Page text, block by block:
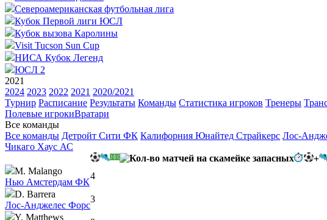
Североамериканская футбольная лига
Кубок Первой лиги ЮСЛ
Кубок вызова Каролины
Visit Tucson Sun Cup
НИСА Кубок Легенд
ЮСЛ 2
2021
2024 2023 2022 2021 2020/2021
Турнир Расписание Результаты Команды Статистика игроков Тренеры
Полевые игрокиВратари
Все команды
Все команды Детройт Сити ФК Калифорния Юнайтед Страйкерс Лос-
Чикаго Хаус АС
+
M. Malango
Нью Амстердам ФК
4
D. Barrera
Лос-Анджелес Форс
3
Y. Matthews